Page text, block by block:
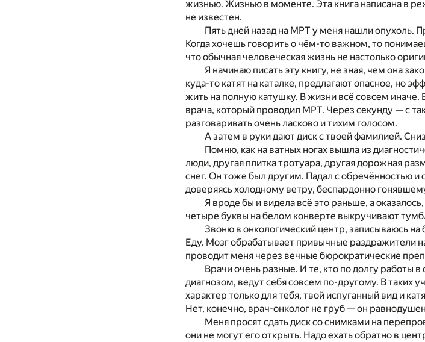
жизнью. Жизнью в моменте. Эта книга написана в
не известен.
Пять дней назад на МРТ у меня нашли опухоль.
Когда хочешь говорить о чём-то важном, то
что обычная человеческая жизнь не настолько
Я начинаю писать эту книгу, не зная, чем она
куда-то катят на каталке, предлагают опасное, но
жить на полную катушку. В жизни всё совсем
врача, который проводил МРТ. Через секунду — с
разговаривать очень ласково и тихим голосом.
А затем в руки дают диск с твоей фамилией.
Помню, как на ватных ногах вышла из
люди, другая плитка тротуара, другая дорожная
снег. Он тоже был другим. Падал с обречённостью и
доверяясь холодному ветру, беспардонно
Я вроде бы и видела всё это раньше, а
четыре буквы на белом конверте выкручивают
Звоню в онкологический центр, записываюсь
Еду. Мозг обрабатывает привычные раздражители
проводит меня через вечные бюрократические
Врачи очень разные. И те, кто по долгу работы
диагнозом, ведут себя совсем по-другому. В таких
характер только для тебя, твой испуганный вид и
Нет, конечно, врач-онколог не груб — он
Меня просят сдать диск со снимками на
они не могут его открыть. Надо ехать обратно в